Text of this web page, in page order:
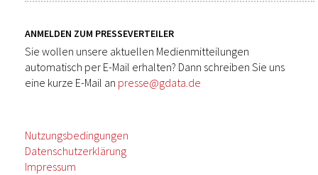
ANMELDEN ZUM PRESSEVERTEILER
Sie wollen unsere aktuellen Medienmitteilungen
automatisch per E-Mail erhalten? Dann schreiben Sie uns
eine kurze E-Mail an presse@gdata.de
Nutzungsbedingungen
Datenschutzerklärung
Impressum